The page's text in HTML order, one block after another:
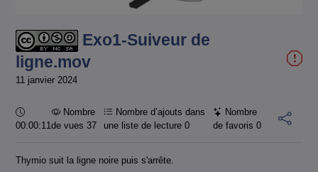
Exo1-Suiveur de
ligne.mov
11 janvier 2024
Durée :
00:00:11
Nombre
de vues 37
Nombre d’ajouts dans
une liste de lecture0
Nombre
de favoris 0
Thymio suit la ligne noire puis s'arrête.